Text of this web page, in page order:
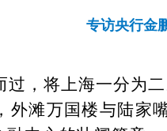
专访央行金
，将上海一分为二
外滩万国楼与陆家